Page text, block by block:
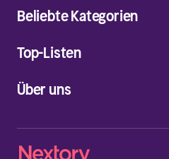
Über uns
Beliebte Kategorien
Top-Listen